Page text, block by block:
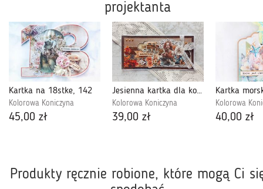
projektanta
Kartka na 18stke, 142
Kolorowa Koniczyna
45,00 zł
Jesienna kartka dla kobiety, 120
Kolorowa Koniczyna
39,00 zł
Kartka
Kolorowa
40,00 zł
Produkty ręcznie robione, które mogą Ci